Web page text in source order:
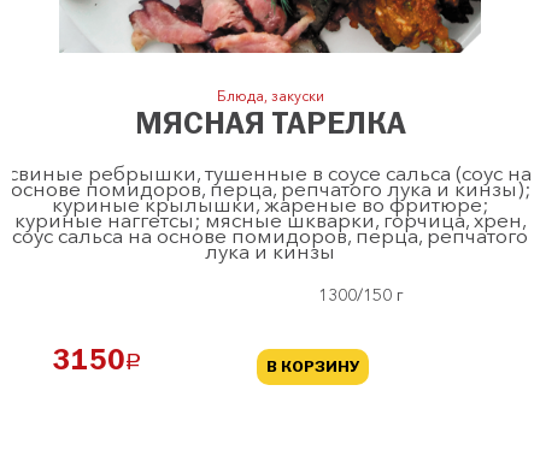
Блюда, закуски
МЯСНАЯ ТАРЕЛКА
свиные ребрышки, тушенные в соусе сальса (соус на
основе помидоров, перца, репчатого лука и кинзы);
куриные крылышки, жареные во фритюре;
куриные наггетсы; мясные шкварки, горчица, хрен,
соус сальса на основе помидоров, перца, репчатого
лука и кинзы
1300/150 г
3150a В КОРЗИНУ